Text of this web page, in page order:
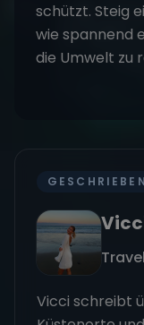
schützt. Steig
wie spannend
die Umwelt zu
Vicci schreibt